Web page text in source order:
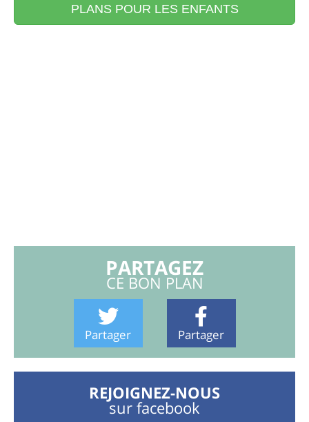
PLANS POUR LES ENFANTS
PARTAGEZ
CE BON PLAN
Partager Partager
REJOIGNEZ-NOUS
sur facebook